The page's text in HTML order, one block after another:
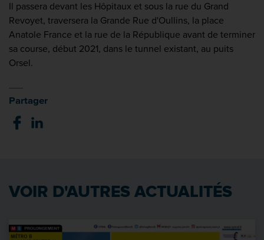
Il passera devant les Hôpitaux et sous la rue du Grand
Revoyet, traversera la Grande Rue d'Oullins, la place
Anatole France et la rue de la République avant de terminer
sa course, début 2021, dans le tunnel existant, au puits
Orsel.
Partager
VOIR D'AUTRES ACTUALITÉS